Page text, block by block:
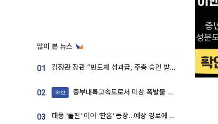
많이 본 뉴스
01 김정관 장관 “반도체 성과급, 주총 승인 받도록”…상법·자본시장법 개정 시사
02 속보 중부내륙고속도로서 미상 폭발물 발견
03 태풍 '돌핀' 이어 '찬홈' 등장…예상 경로에 한국 '한숨'